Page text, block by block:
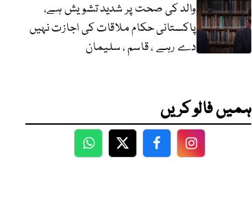
والد کی صحت پر شدید تشویش ہے،
پاکستانی حکام ملاقات کی اجازت نہیں
دے رہے ، قاسم ، سلیمان
ہمیں فالو کریں
WhatsApp
TwitterFacebookFacebook